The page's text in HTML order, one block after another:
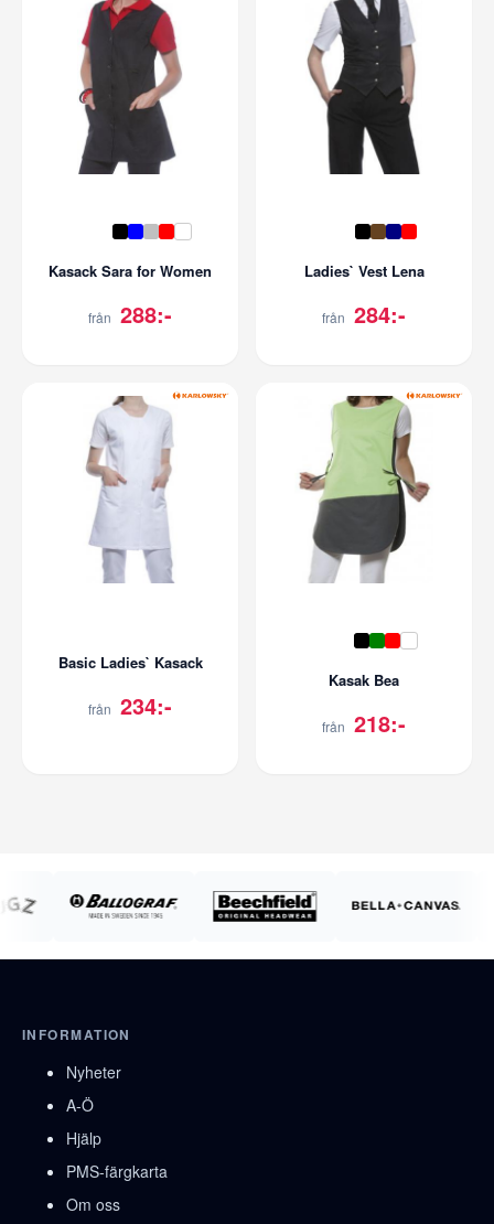
Kasack Sara for Women
från 288:-
Ladies` Vest Lena
från 284:-
Basic Ladies` Kasack
från 234:-
Kasak Bea
från 218:-
INFORMATION
Nyheter
A-Ö
Hjälp
PMS-färgkarta
Om oss